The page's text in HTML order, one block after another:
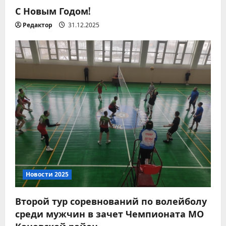
м
С Новым Годом!
Редактор 31.12.2025
Новости 2025
Второй тур соревнований по волейболу
среди мужчин в зачет Чемпионата МО
2
Вместе за чистоту любимого
места отдыха!